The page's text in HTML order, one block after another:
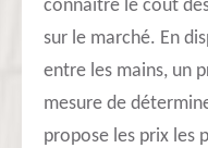
connaître le coût
sur le marché. En
entre les mains, un
mesure de
propose les prix les